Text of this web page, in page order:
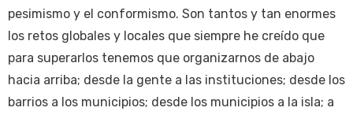
pesimismo y el conformismo. Son tantos y tan enormes
los retos globales y locales que siempre he creído que
para superarlos tenemos que organizarnos de abajo
hacia arriba; desde la gente a las instituciones; desde los
barrios a los municipios; desde los municipios a la isla; a